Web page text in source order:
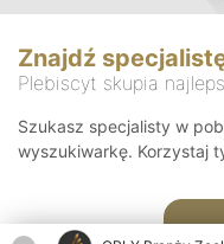
Znajdź
Plebiscyt skupia
Szukasz specjalisty w
wyszukiwarkę. Korzystaj